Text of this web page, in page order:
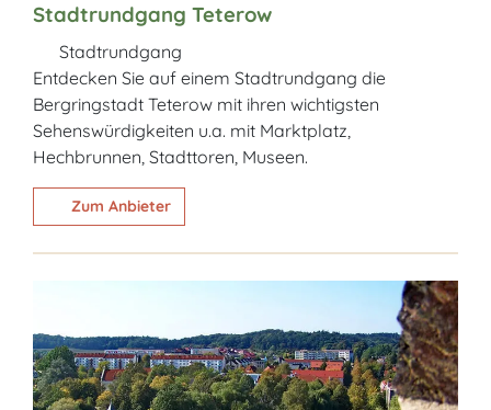
Stadtrundgang Teterow
Stadtrundgang
Entdecken Sie auf einem Stadtrundgang die
Bergringstadt Teterow mit ihren wichtigsten
Sehenswürdigkeiten u.a. mit Marktplatz,
Hechbrunnen, Stadttoren, Museen.
Zum Anbieter